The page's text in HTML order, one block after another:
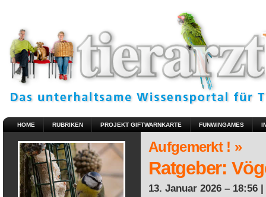
HOME RUBRIKEN PROJEKT GIFTWARNKARTE FUNWINGAMES
Aufgemerkt ! »
Ratgeber:
13. Januar 2026 – 18:56 |